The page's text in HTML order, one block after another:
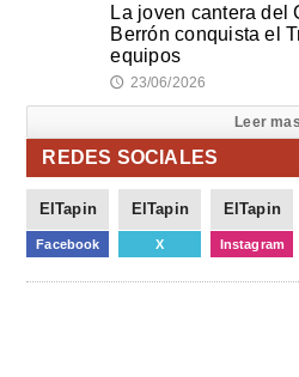
La joven cantera del
Berrón conquista el
equipos
🕔 23/06/2026
Leer mas
REDES SOCIALES
ElTapin
Facebook
ElTapin
X
ElTapin
Instagram